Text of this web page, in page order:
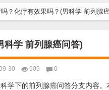
？化疗有效果吗？(男科学 前列腺
科学 前列腺癌问答)
30 909 0
学下的前列腺癌问答分支内容